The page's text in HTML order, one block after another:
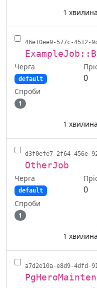
1
46e10ee9-577c-4512-
Черга
default 0
Спроби
1
1
d3f0efe7-2f64-456e-
OtherJob
Черга
default 0
Спроби
1
1
a7d2e10a-e8d9-4dfd-